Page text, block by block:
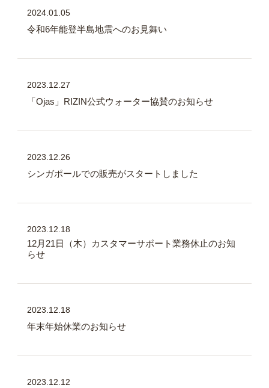
2024.01.05
令和6年能登半島地震へのお見舞い
2023.12.27
「Ojas」RIZIN公式ウォーター協賛のお知らせ
2023.12.26
シンガポールでの販売がスタートしました
2023.12.18
12月21日（木）カスタマーサポート業務休止のお知
らせ
2023.12.18
年末年始休業のお知らせ
2023.12.12